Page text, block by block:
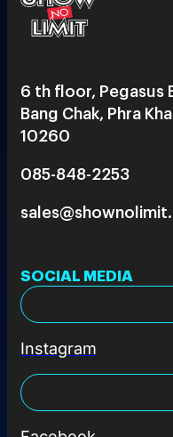
6 th floor, Pegasus
Bang Chak, Phra
10260
085-848-2253
SOCIAL MEDIA
Instagram